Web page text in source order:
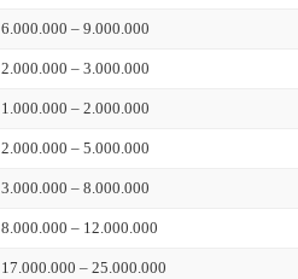
6.000.000 – 9.000.000
2.000.000 – 3.000.000
1.000.000 – 2.000.000
2.000.000 – 5.000.000
3.000.000 – 8.000.000
8.000.000 – 12.000.000
17.000.000 – 25.000.000